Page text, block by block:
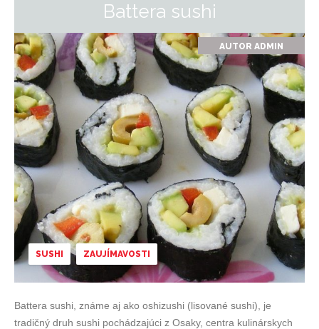
Battera sushi
AUTOR ADMIN
SUSHI ZAUJÍMAVOSTI
Battera sushi, známe aj ako oshizushi (lisované sushi), je
tradičný druh sushi pochádzajúci z Osaky, centra kulinárskych